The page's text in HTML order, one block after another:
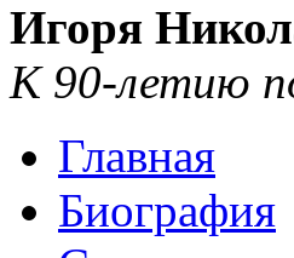
Игоря
К 90-летию
Главная
Биография